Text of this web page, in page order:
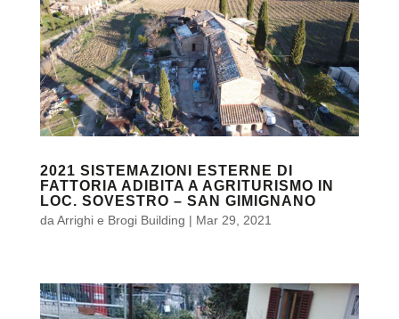
2021 SISTEMAZIONI ESTERNE DI
FATTORIA ADIBITA A AGRITURISMO IN
LOC. SOVESTRO – SAN GIMIGNANO
daArrighi e Brogi Building | Mar 29, 2021